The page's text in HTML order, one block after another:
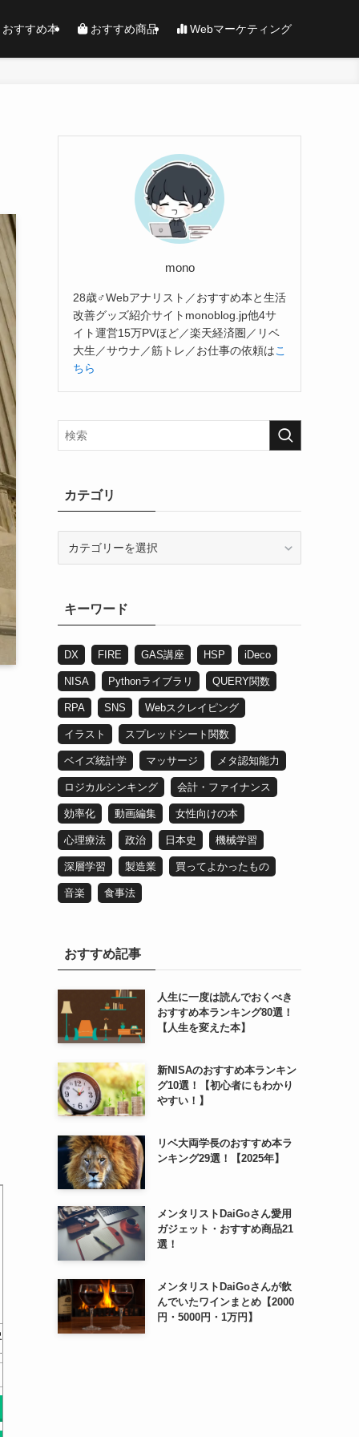
おすすめ本 おすすめ商品 Webマーケティング
働き方の哲学 360度の視点で
mono
28歳♂Webアナリスト／おすすめ本と生活
改善グッズ紹介サイトmonoblog.jp他4サ
イト運営15万PVほど／楽天経済圏／リベ
大生／サウナ／筋トレ／お仕事の依頼はこ
ちら
カテゴリ
キーワード
DX FIRE GAS講座 HSP iDeco
NISA Pythonライブラリ QUERY関数
RPA SNS Webスクレイピング
イラスト スプレッドシート関数
ベイズ統計学 マッサージ メタ認知能力
ロジカルシンキング 会計・ファイナンス
効率化 動画編集 女性向けの本
心理療法 政治 日本史 機械学習
深層学習 製造業 買ってよかったもの
音楽 食事法
おすすめ記事
人生に一度は読んでおくべき
おすすめ本ランキング80選！
【人生を変えた本】
新NISAのおすすめ本ランキン
グ10選！【初心者にもわかり
やすい！】
リベ大両学長のおすすめ本ラ
ンキング29選！【2025年】
メンタリストDaiGoさん愛用
ガジェット・おすすめ商品21
選！
メンタリストDaiGoさんが飲
んでいたワインまとめ【2000
円・5000円・1万円】